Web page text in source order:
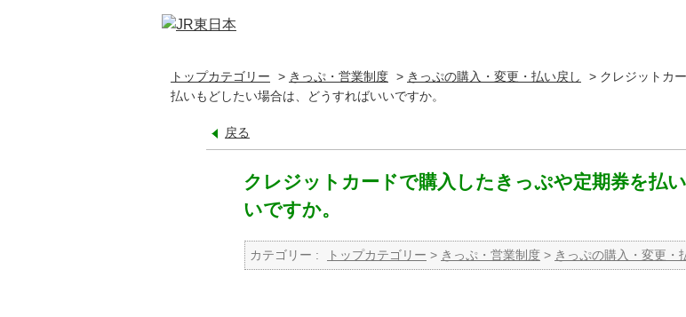
トップカテゴリー > きっぷ・営業制度 > きっぷの購入・変更・払い戻し > クレジットカ
払いもどしたい場合は、どうすればいいですか。
戻る
クレジットカードで購入したきっぷや定期券を払
いですか。
カテゴリー : トップカテゴリー > きっぷ・営業制度 > きっぷの購入・変更・